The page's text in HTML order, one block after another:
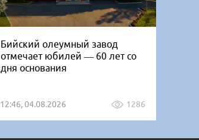
Бийский олеумный завод
отмечает юбилей — 60 лет со
дня основания
12:46, 04.08.2026 1286